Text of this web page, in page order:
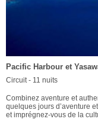
Pacific Harbour et
Circuit - 11 nuits
Combinez aventure et
quelques jours d’aventure
et imprégnez-vous de la